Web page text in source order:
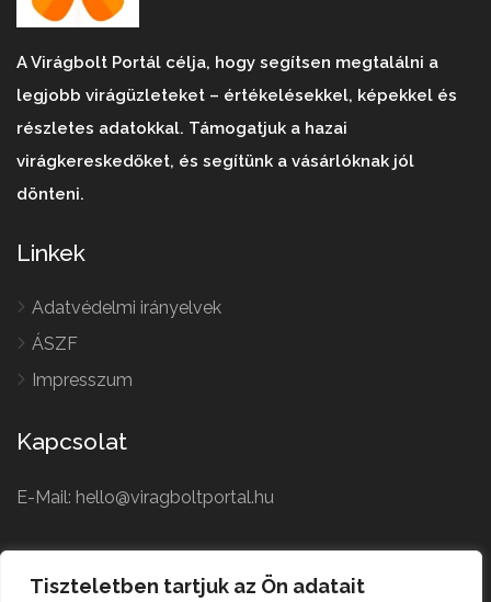
Tiszteletben tartjuk az Ön adatait
A Virágbolt Portál célja, hogy segítsen megtalálni a
legjobb virágüzleteket – értékelésekkel, képekkel és
részletes adatokkal. Támogatjuk a hazai
virágkereskedőket, és segítünk a vásárlóknak jól
dönteni.
Linkek
Adatvédelmi irányelvek
ÁSZF
Impresszum
Kapcsolat
E-Mail: hello@viragboltportal.hu
Czech